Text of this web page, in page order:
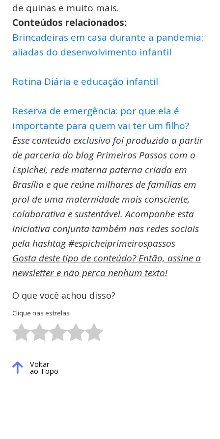
de quinas e muito mais.
Conteúdos relacionados:
Brincadeiras em casa durante a pandemia:
aliadas do desenvolvimento infantil
Rotina Diária e educação infantil
Reserva de emergência: por que ela é
importante para quem vai ter um filho?
Esse conteúdo exclusivo foi produzido a partir
de parceria do blog Primeiros Passos com o
Espichei, rede materna paterna criada em
Brasília e que reúne milhares de famílias em
prol de uma maternidade mais consciente,
colaborativa e sustentável. Acompanhe esta
iniciativa conjunta também nas redes sociais
pela hashtag #espicheiprimeirospassos
Gosta deste tipo de conteúdo? Então, assine a
newsletter e não perca nenhum texto!
O que você achou disso?
Clique nas estrelas
Voltar
ao Topo